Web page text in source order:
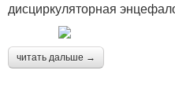
дисциркуляторная
читать дальше →